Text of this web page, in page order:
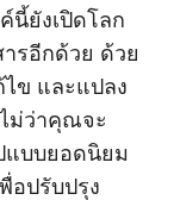
นี้ยังเปิดโลก
รอีกด้วย ด้วย
ข และแปลง
ม่ว่าคุณจะ
แบบยอดนิยม
อปรับปรุง